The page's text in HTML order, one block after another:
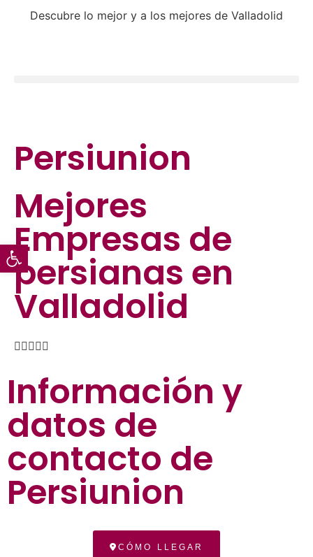
Descubre lo mejor y a los mejores de Valladolid
Persiunion
Mejores
Empresas de
persianas en
Valladolid

Información y
datos de
contacto de
Persiunion
CÓMO LLEGAR
Abrir barra de herramientas